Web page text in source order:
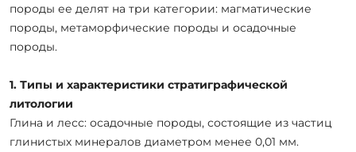
породы ее делят на три категории: магматические
породы, метаморфические породы и осадочные
породы.
1. Типы и характеристики стратиграфической
литологии
Глина и лесс: осадочные породы, состоящие из частиц
глинистых минералов диаметром менее 0,01 мм.